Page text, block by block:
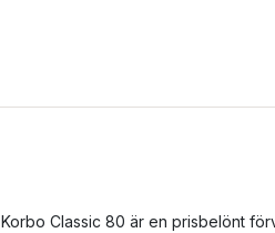
Korbo Classic 80 är en prisbelönt